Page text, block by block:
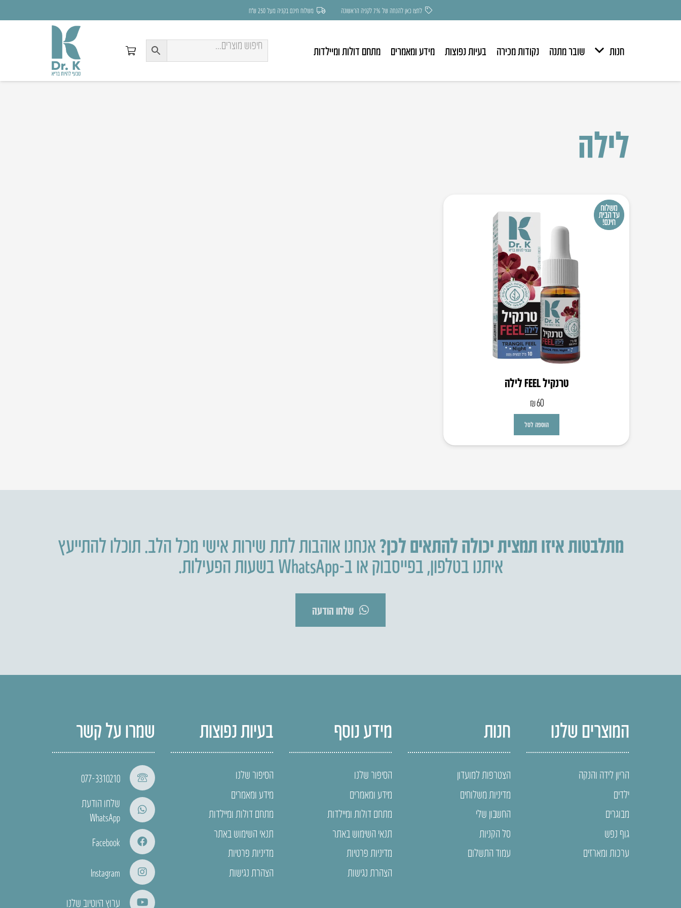
לחצו כאן להנחה של 7% לקניה הראשונה משלוח חינם בקניה מעל 250 ש״ח
חנות שובר מתנה נקודות מכירה בעיות נפוצות מידע ומאמרים מתחם דולות ומיילדות
לילה
טרנקיל FEEL לילה
₪60
הוספה לסל
מתלבטות איזו תמצית יכולה להתאים לכן?אנחנו אוהבות לתת שירות אישי מכל הלב. תוכלו להתייעץ
איתנו בטלפון,בפייסבוק או ב-WhatsApp בשעות הפעילות.
שלחו הודעה
המוצרים שלנו
הריון לידה והנקה
ילדים
מבוגרים
גוף נפש
ערכות ומארזים
חנות
הצטרפות למועדון
מדיניות משלוחים
החשבון שלי
סל הקניות
עמוד התשלום
מידע נוסף
הסיפור שלנו
מידע ומאמרים
מתחם דולות ומיילדות
תנאי השימוש באתר
מדיניות פרטיות
הצהרת נגישות
בעיות נפוצות
הסיפור שלנו
מידע ומאמרים
מתחם דולות ומיילדות
תנאי השימוש באתר
מדיניות פרטיות
הצהרת נגישות
שמרו על קשר
077-3310210
שלחו הודעת
WhatsApp
Facebook
Instagram
ערוץ היוטיוב שלנו